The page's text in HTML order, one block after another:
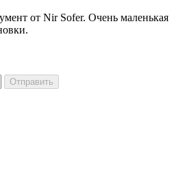
от Nir Sofer. Очень маленькая